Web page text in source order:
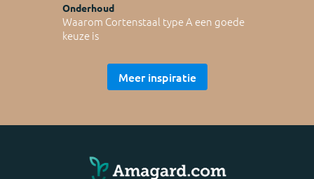
Onderhoud
Waarom Cortenstaal type A een goede
keuze is
Meer inspiratie